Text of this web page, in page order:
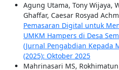
Agung Utama, Tony Wijaya,
Ghaffar, Caesar Rosyad
Pemasaran Digital untuk
UMKM Hampers di Desa
(Jurnal Pengabdian Kepada
(2025): Oktober 2025
Mahrinasari MS,